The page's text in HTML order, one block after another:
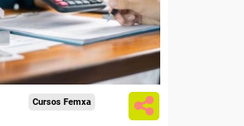
Sector
-Finanzas y Seguros.
Cursos Femxa